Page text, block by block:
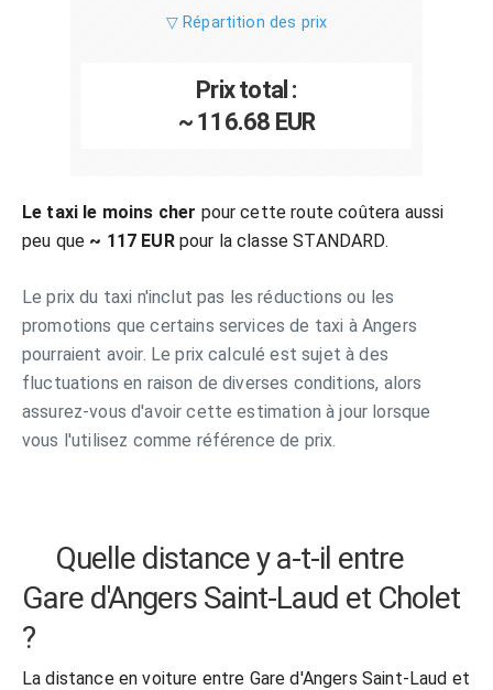
▽ Répartition des prix
Prix total :
~ 116.68 EUR
Le taxi le moins cher pour cette route coûtera aussi
peu que ~ 117 EURpour la classe STANDARD.
Le prix du taxi n'inclut pas les réductions ou les
promotions que certains services de taxi à Angers
pourraient avoir. Le prix calculé est sujet à des
fluctuations en raison de diverses conditions, alors
assurez-vous d'avoir cette estimation à jour lorsque
vous l'utilisez comme référence de prix.
Quelle distance y a-t-il entre
Gare d'Angers Saint-Laud et Cholet
?
La distance en voiture entre Gare d'Angers Saint-Laud et